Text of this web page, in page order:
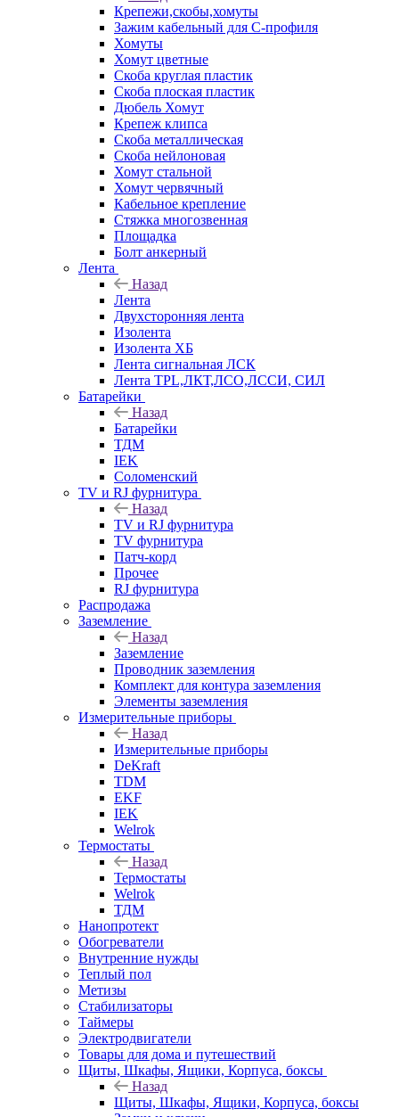
Крепежи,скобы,хомуты
Зажим кабельный для С-профиля
Хомуты
Хомут цветные
Скоба круглая пластик
Скоба плоская пластик
Дюбель Хомут
Крепеж клипса
Скоба металлическая
Скоба нейлоновая
Хомут стальной
Хомут червячный
Кабельное крепление
Стяжка многозвенная
Площадка
Болт анкерный
Лента
Назад
Лента
Двухсторонняя лента
Изолента
Изолента ХБ
Лента сигнальная ЛСК
Лента TPL,ЛКТ,ЛСО,ЛССИ, СИЛ
Батарейки
Назад
Батарейки
ТДМ
IEK
Соломенский
TV и RJ фурнитура
Назад
TV и RJ фурнитура
TV фурнитура
Патч-корд
Прочее
RJ фурнитура
Распродажа
Заземление
Назад
Заземление
Проводник заземления
Комплект для контура заземления
Элементы заземления
Измерительные приборы
Назад
Измерительные приборы
DeKraft
TDM
EKF
IEK
Welrok
Термостаты
Назад
Термостаты
Welrok
ТДМ
Нанопротект
Обогреватели
Внутренние нужды
Теплый пол
Метизы
Стабилизаторы
Таймеры
Электродвигатели
Товары для дома и путешествий
Щиты, Шкафы, Ящики, Корпуса, боксы
Назад
Щиты, Шкафы, Ящики, Корпуса, боксы